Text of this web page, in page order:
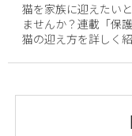
猫を家族に迎えたい
ませんか？連載「保
猫の迎え方を詳しく